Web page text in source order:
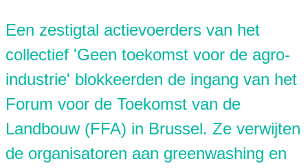
Een zestigtal actievoerders van het
collectief 'Geen toekomst voor de agro-
industrie' blokkeerden de ingang van het
Forum voor de Toekomst van de
Landbouw (FFA) in Brussel. Ze verwijten
de organisatoren aan greenwashing en